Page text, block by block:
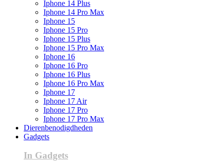
Iphone 14 Plus
Iphone 14 Pro Max
Iphone 15
Iphone 15 Pro
Iphone 15 Plus
Iphone 15 Pro Max
Iphone 16
Iphone 16 Pro
Iphone 16 Plus
Iphone 16 Pro Max
Iphone 17
Iphone 17 Air
Iphone 17 Pro
Iphone 17 Pro Max
Dierenbenodigdheden
Gadgets
In Gadgets